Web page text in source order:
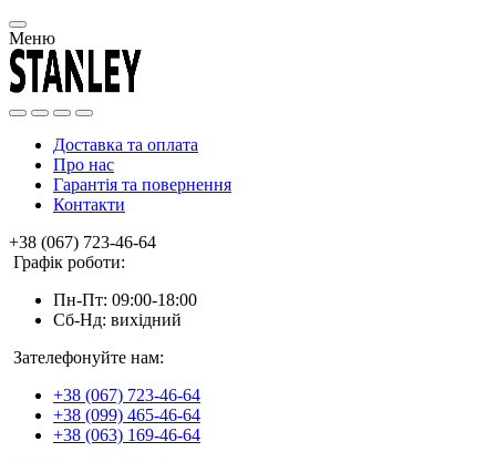
Меню
Доставка та оплата
Про нас
Гарантія та повернення
Контакти
+38 (067) 723-46-64
Графік роботи:
Пн-Пт: 09:00-18:00
Сб-Нд: вихідний
Зателефонуйте нам:
+38 (067) 723-46-64
+38 (099) 465-46-64
+38 (063) 169-46-64